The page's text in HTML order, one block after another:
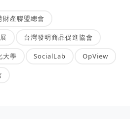
財產聯盟總會
台灣發明商品促進協會
大學 SocialLab OpView